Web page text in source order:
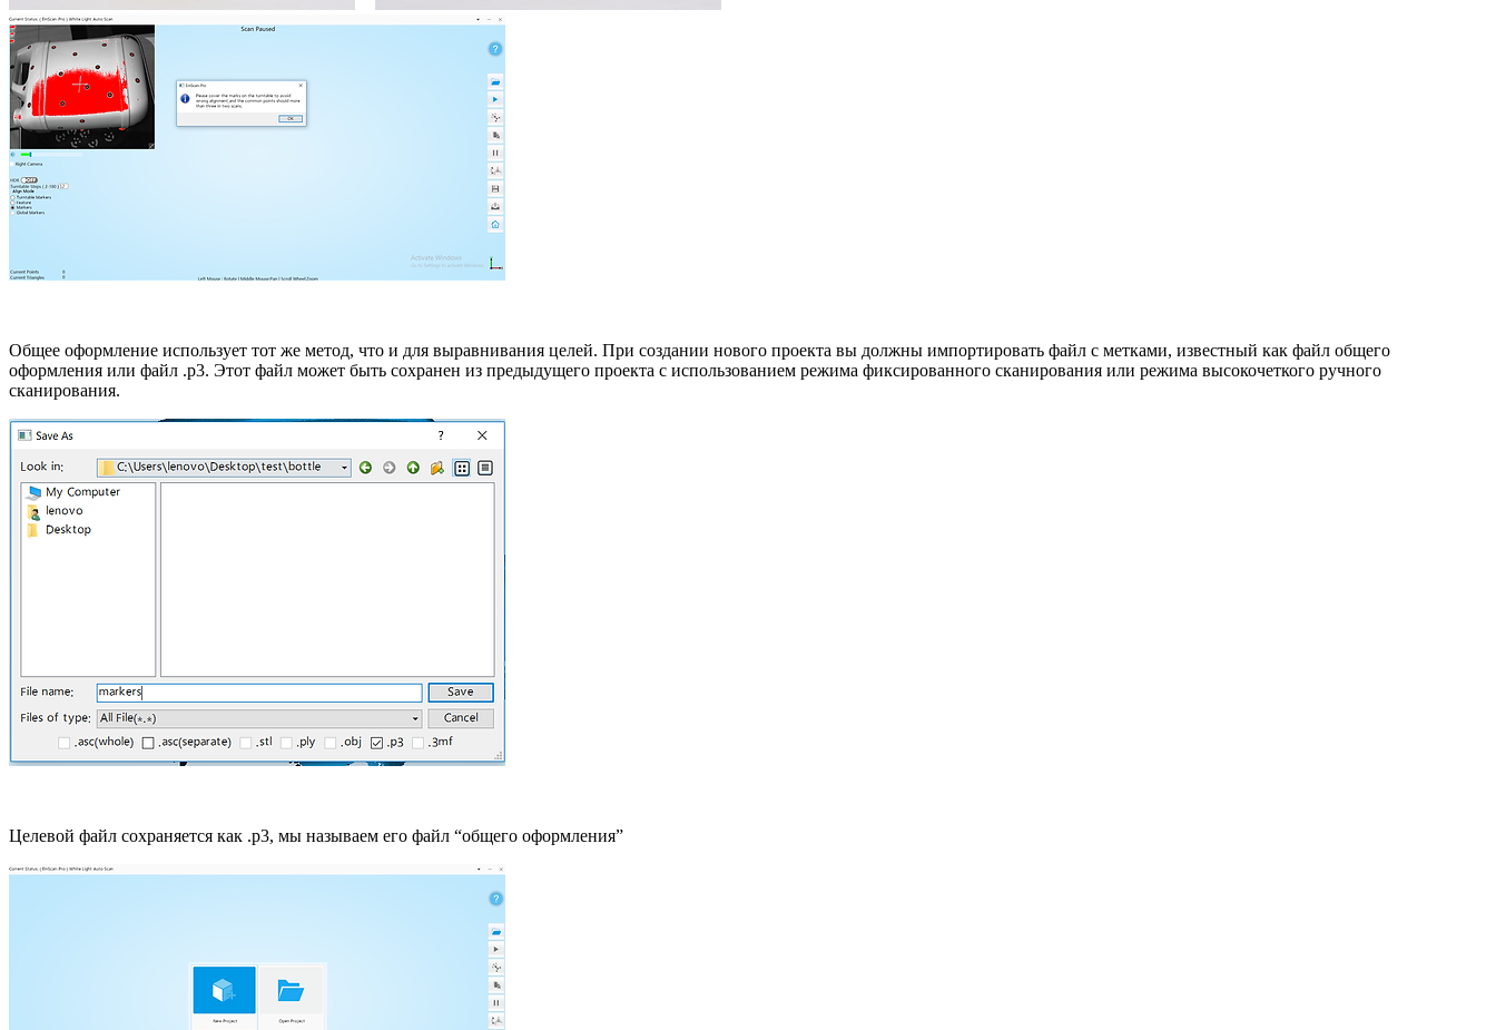
Общее оформление использует тот же метод, что и для выравнивания целей. При создании нового проекта вы должны импортировать файл с метками, известный как файл общего
оформления или файл .p3. Этот файл может быть сохранен из предыдущего проекта с использованием режима фиксированного сканирования или режима высокочеткого ручного
сканирования.
Целевой файл сохраняется как .p3, мы называем его файл “общего оформления”